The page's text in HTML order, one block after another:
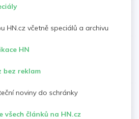
HN.cz včetně speciálů a archivu
HN
bez reklam
noviny do schránky
všech článků na HN.cz